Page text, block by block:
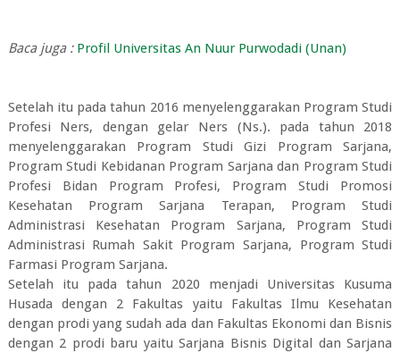
Baca juga : Profil Universitas An Nuur Purwodadi (Unan)
Setelah itu pada tahun 2016 menyelenggarakan Program Studi
Profesi Ners, dengan gelar Ners (Ns.). pada tahun 2018
menyelenggarakan Program Studi Gizi Program Sarjana,
Program Studi Kebidanan Program Sarjana dan Program Studi
Profesi Bidan Program Profesi, Program Studi Promosi
Kesehatan Program Sarjana Terapan, Program Studi
Administrasi Kesehatan Program Sarjana, Program Studi
Administrasi Rumah Sakit Program Sarjana, Program Studi
Farmasi Program Sarjana.
Setelah itu pada tahun 2020 menjadi Universitas Kusuma
Husada dengan 2 Fakultas yaitu Fakultas Ilmu Kesehatan
dengan prodi yang sudah ada dan Fakultas Ekonomi dan Bisnis
dengan 2 prodi baru yaitu Sarjana Bisnis Digital dan Sarjana